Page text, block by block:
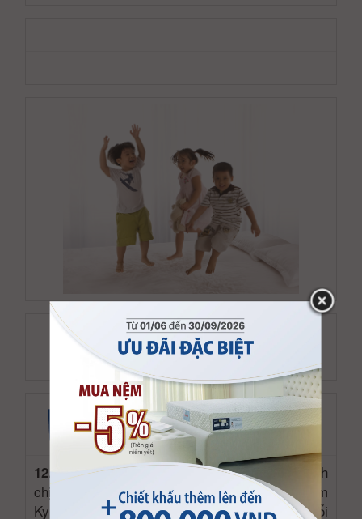
12.
Bản thân cao su thiên nhiên không có tính
chịu lão cao nhưng với bí quyết riêng, nệm
Kymdan có tính chịu lão cao, không thay đổi